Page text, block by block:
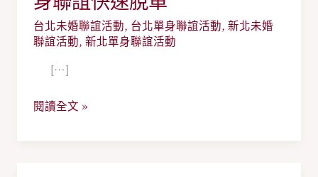
台北未婚聯誼活動, 台北單身聯誼活動,新北未婚
聯誼活動,新北單身聯誼活動
[…]
是
也
覺
路
閱讀全文 »